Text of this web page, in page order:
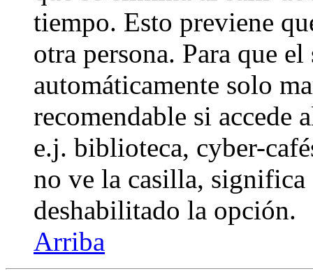
tiempo. Esto previene
otra persona. Para que
automáticamente solo
recomendable si accede
e.j. biblioteca, cyber-
no ve la casilla,
deshabilitado la opción.
Arriba